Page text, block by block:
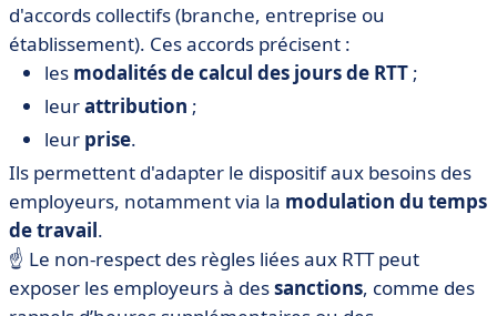
d'accords collectifs (branche, entreprise ou
établissement). Ces accords précisent :
les modalités de calcul des jours de RTT ;
leurattribution ;
leur prise.
Ils permettent d'adapter le dispositif aux besoins des
employeurs, notamment via la modulation du temps
de travail.
☝️ Le non-respect des règles liées aux RTT peut
exposer les employeurs à dessanctions, comme des